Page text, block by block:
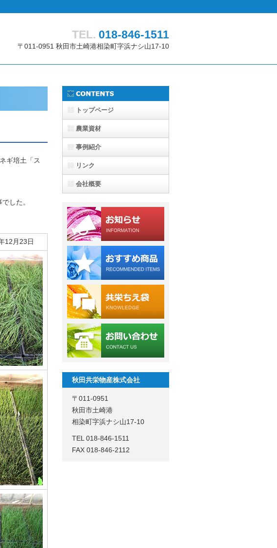
TEL. 018-846-1511
〒011-0951 秋田市土崎港相染町字浜ナシ山17-10
ギ培土「ス
した。
12月23日
トップページ
農業資材
事例紹介
リンク
会社概要
秋田共栄物産株式会社
〒011-0951
秋田市土崎港
相染町字浜ナシ山17-10
TEL 018-846-1511
FAX 018-846-2112